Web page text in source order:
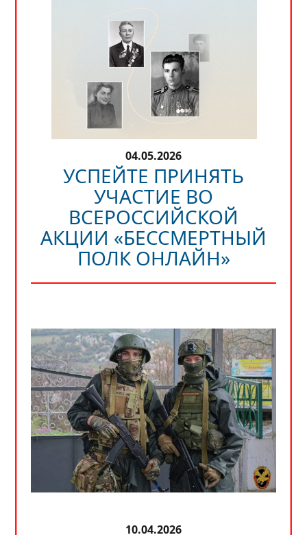
04.05.2026
УСПЕЙТЕ ПРИНЯТЬ
УЧАСТИЕ ВО
ВСЕРОССИЙСКОЙ
АКЦИИ «БЕССМЕРТНЫЙ
ПОЛК ОНЛАЙН»
10.04.2026